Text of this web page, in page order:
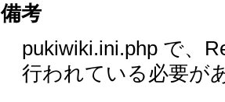
備考
pukiwiki.ini.php で、
行われている必要が